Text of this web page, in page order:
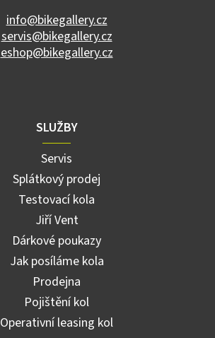
info@bikegallery.cz
servis@bikegallery.cz
eshop@bikegallery.cz
SLUŽBY
Servis
Splátkový prodej
Testovací kola
Jiří Vent
Dárkové poukazy
Jak posíláme kola
Prodejna
Pojištění kol
Operativní leasing kol